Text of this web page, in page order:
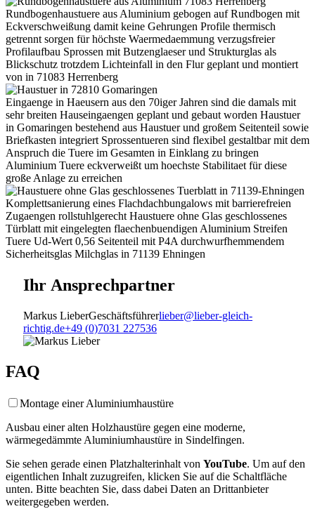
Rundbogenhaustuere aus Aluminium gebogen auf Rundbogen mit
Eckverschweißung damit keine Gehrungen Profile thermisch
getrennt sorgen für höchste Waermedaemmung verzugsfreier
Profilaufbau Sprossen mit Butzenglaeser und Strukturglas als
Blickschutz trotzdem Lichteinfall in den Flur geplant und montiert
von in 71083 Herrenberg
Eingaenge in Haeusern aus den 70iger Jahren sind die damals mit
sehr breiten Hauseingaengen geplant und gebaut worden Haustuer
in Gomaringen bestehend aus Haustuer und großem Seitenteil sowie
Briefkasten integriert Sprossentueren sind flexibel gestaltbar mit dem
Anspruch die Tuere im Gesamten in Einklang zu bringen
Aluminium Tuere eckverweißt um hoechste Stabilitaet für diese
große Anlage zu erreichen
Komplettsanierung eines Flachdachbungalows mit barrierefreien
Zugaengen rollstuhlgerecht Haustuere ohne Glas geschlossenes
Türblatt mit eingelegten flaechenbuendigen Aluminium Streifen
Tuere Ud-Wert 0,56 Seitenteil mit P4A durchwurfhemmendem
Sicherheitsglas Milchglas in 71139 Ehningen
Ihr Ansprechpartner
Markus LieberGeschäftsführerlieber@lieber-gleich-
richtig.de+49 (0)7031 227536
FAQ
Montage einer Aluminiumhaustüre
Ausbau einer alten Holzhaustüre gegen eine moderne,
wärmegedämmte Aluminiumhaustüre in Sindelfingen.
Sie sehen gerade einen Platzhalterinhalt von YouTube. Um auf den
eigentlichen Inhalt zuzugreifen, klicken Sie auf die Schaltfläche
unten. Bitte beachten Sie, dass dabei Daten an Drittanbieter
weitergegeben werden.